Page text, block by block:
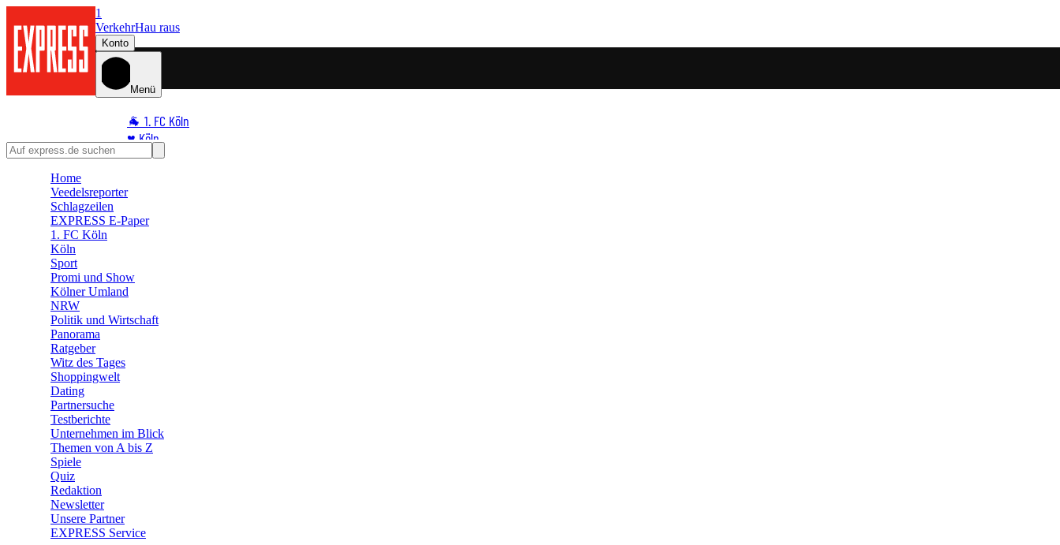
1
VerkehrHau raus
Konto
Menü
🐐 1. FC Köln
♥️ Köln
⭐ Promi
🛒 Shoppingwelt
🧩 Spiele
Home
Veedelsreporter
Schlagzeilen
EXPRESS E-Paper
1. FC Köln
Köln
Sport
Promi und Show
Kölner Umland
NRW
Politik und Wirtschaft
Panorama
Ratgeber
Witz des Tages
Shoppingwelt
Dating
Partnersuche
Testberichte
Unternehmen im Blick
Themen von A bis Z
Spiele
Quiz
Redaktion
Newsletter
Unsere Partner
EXPRESS Service